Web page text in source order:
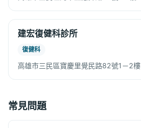
建宏復健科診所
復健科
高雄市三民區寶慶里覺民路82號1－2樓
常見問題